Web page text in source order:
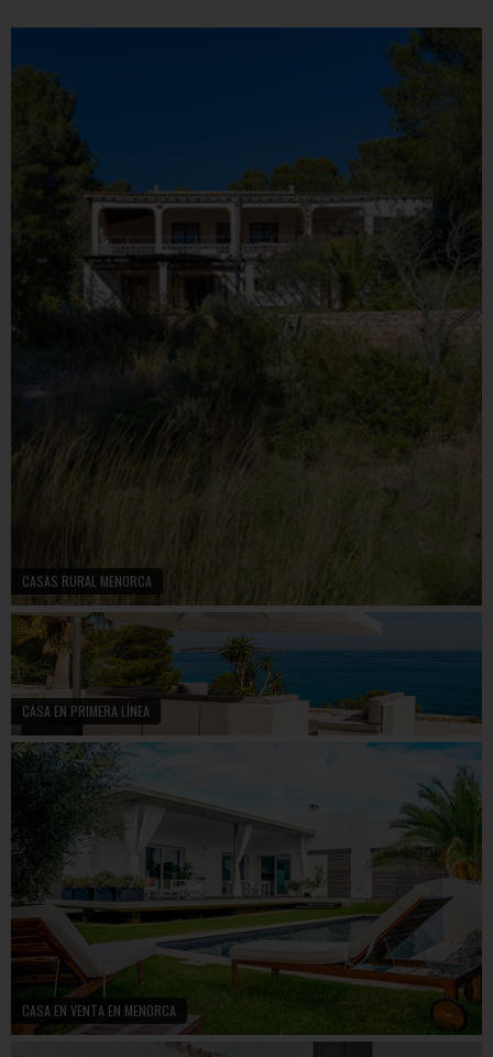
CASAS RURAL MENORCA
CASA EN PRIMERA LÍNEA
CASA EN VENTA EN MENORCA